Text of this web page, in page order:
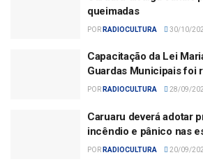
queimadas
POR RADIOCULTURA 30/10/
Capacitação da Lei
Guardas Municipais foi
POR RADIOCULTURA 28/09/
Caruaru deverá adotar
incêndio e pânico nas
POR RADIOCULTURA 20/09/